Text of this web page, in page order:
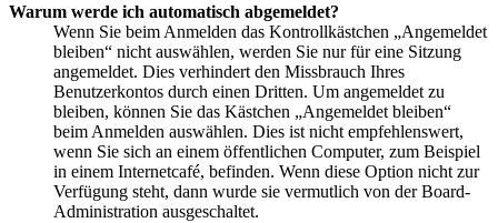
Warum werde ich automatisch abgemeldet?
Wenn Sie beim Anmelden das Kontrollkästchen „Angemeldet
bleiben“ nicht auswählen, werden Sie nur für eine Sitzung
angemeldet. Dies verhindert den Missbrauch Ihres
Benutzerkontos durch einen Dritten. Um angemeldet zu
bleiben, können Sie das Kästchen „Angemeldet bleiben“
beim Anmelden auswählen. Dies ist nicht empfehlenswert,
wenn Sie sich an einem öffentlichen Computer, zum Beispiel
in einem Internetcafé, befinden. Wenn diese Option nicht zur
Verfügung steht, dann wurde sie vermutlich von der Board-
Administration ausgeschaltet.